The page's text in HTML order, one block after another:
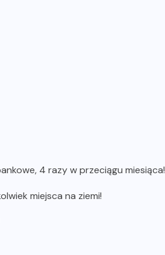
4 razy w przeciągu miesiąca!
miejsca na ziemi!